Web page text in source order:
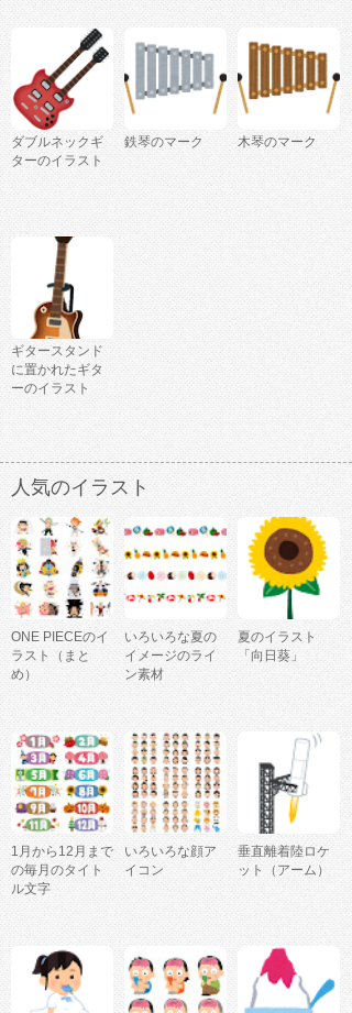
ダブルネックギ
ターのイラスト
鉄琴のマーク 木琴のマーク
ギタースタンド
に置かれたギタ
ーのイラスト
人気のイラスト
ONE PIECEのイ
ラスト（まと
め）
いろいろな夏の
イメージのライ
ン素材
夏のイラスト
「向日葵」
1月から12月まで
の毎月のタイト
ル文字
いろいろな顔ア
イコン
垂直離着陸ロケ
ット（アーム）